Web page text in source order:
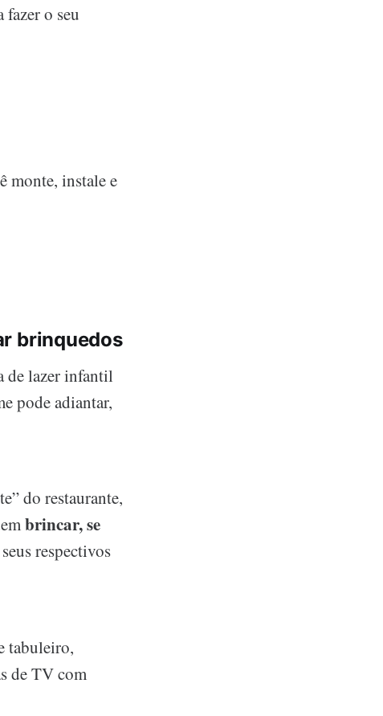
fazer o seu
monte, instale e
brinquedos
de lazer infantil
pode adiantar,
do restaurante,
brincar, se
respectivos
tabuleiro,
de TV com